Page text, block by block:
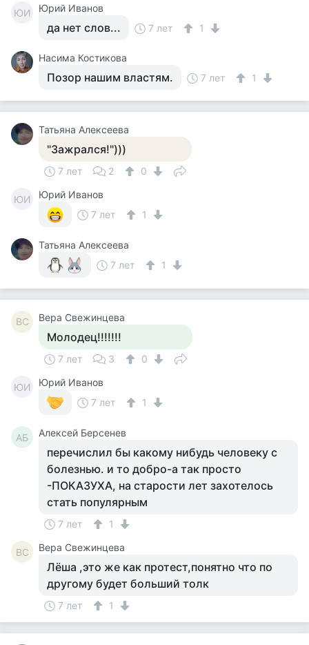
ЮИ Юрий Иванов
да нет слов... 7 лет 1
Насима Костикова
Позор нашим властям. 7 лет 1
Татьяна Алексеева
"Зажрался!")))
7 лет 2 0
ЮИ
Юрий Иванов
7 лет
1
Татьяна Алексеева
7 лет
1
ВС Вера Свежинцева
Молодец!!!!!!!
7 лет 3 0
ЮИ
Юрий Иванов
7 лет
1
АБ Алексей Берсенев
перечислил бы какому нибудь человеку с
болезнью. и то добро-а так просто
-ПОКАЗУХА, на старости лет захотелось
стать популярным
7 лет 1
ВС Вера Свежинцева
Лёша ,это же как протест,понятно что по
другому будет больший толк
7 лет 1